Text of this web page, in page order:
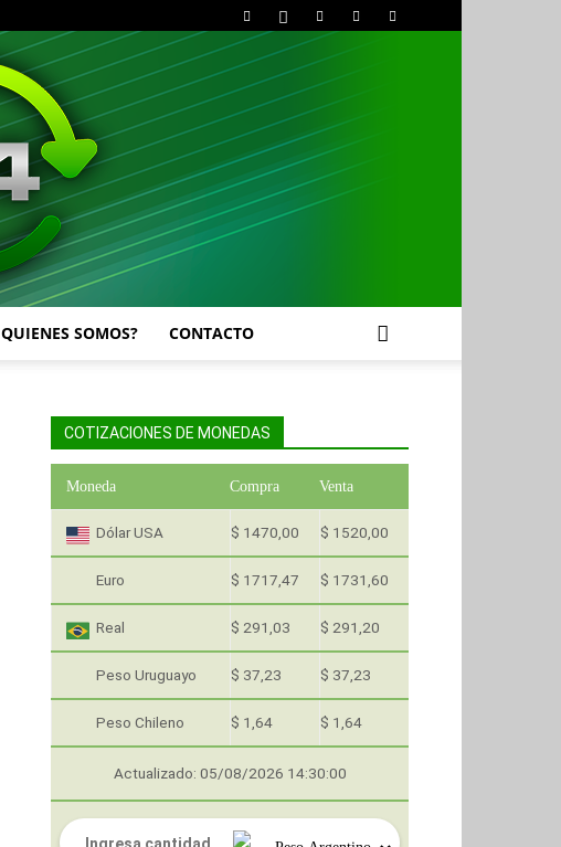
QUIENES SOMOS? CONTACTO
COTIZACIONES DE MONEDAS
Moneda Compra Venta
Dólar USA $ 1470,00 $ 1520,00
Euro $ 1717,47 $ 1731,60
Real $ 291,03 $ 291,20
Peso Uruguayo $ 37,23 $ 37,23
Peso Chileno $ 1,64 $ 1,64
Actualizado: 05/08/2026 14:30:00